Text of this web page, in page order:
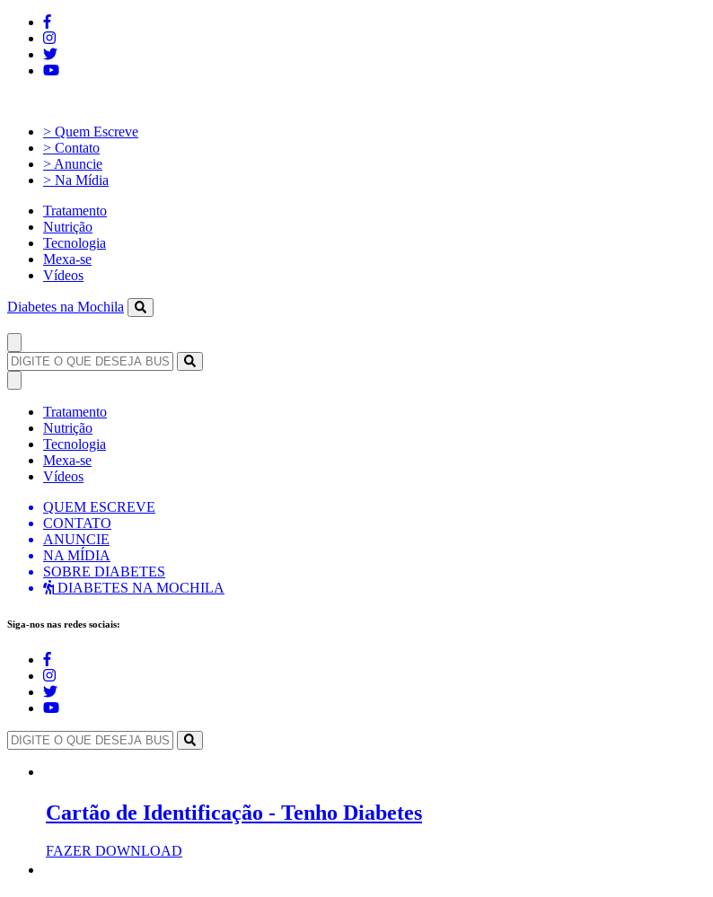
> Quem Escreve
> Contato
> Anuncie
> Na Mídia
Tratamento
Nutrição
Tecnologia
Mexa-se
Vídeos
Diabetes na Mochila
Tratamento
Nutrição
Tecnologia
Mexa-se
Vídeos
QUEM ESCREVE
CONTATO
ANUNCIE
NA MÍDIA
SOBRE DIABETES
DIABETES NA MOCHILA
Siga-nos nas redes sociais:
Cartão de Identificação - Tenho Diabetes
FAZER DOWNLOAD